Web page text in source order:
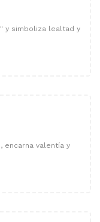
y simboliza lealtad y
encarna valentía y